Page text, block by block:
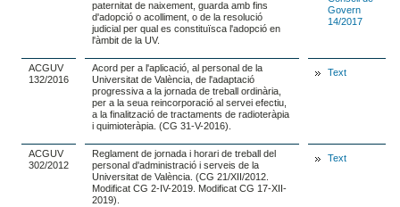
paternitat de naixement, guarda amb fins
d'adopció o acolliment, o de la resolució
judicial per qual es constituïsca l'adopció en
l'àmbit de la UV.
Govern
14/2017
ACGUV
132/2016
Acord per a l'aplicació, al personal de la
Universitat de València, de l'adaptació
progressiva a la jornada de treball ordinària,
per a la seua reincorporació al servei efectiu,
a la finalització de tractaments de radioteràpia
i quimioteràpia. (CG 31-V-2016).
Text
ACGUV
302/2012
Reglament de jornada i horari de treball del
personal d'administració i serveis de la
Universitat de València. (CG 21/XII/2012.
Modificat CG 2-IV-2019. Modificat CG 17-XII-
2019).
Text